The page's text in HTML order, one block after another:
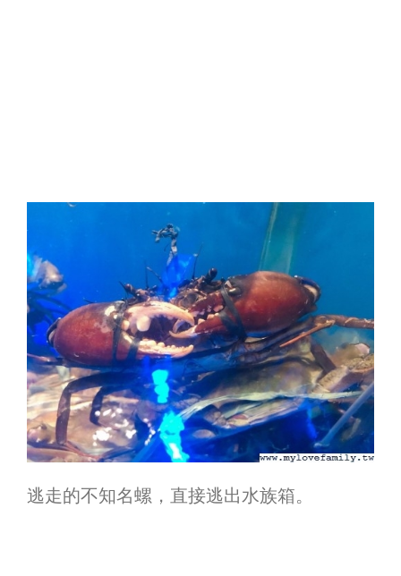
逃走的不知名螺，直接逃出水族箱。